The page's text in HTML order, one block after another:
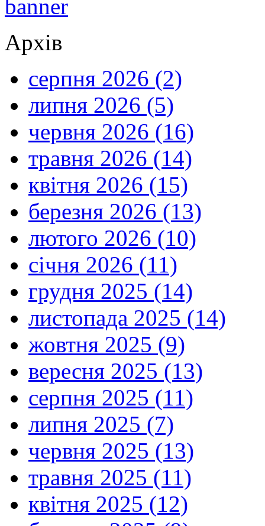
Архів
серпня 2026 (2)
липня 2026 (5)
червня 2026 (16)
травня 2026 (14)
квітня 2026 (15)
березня 2026 (13)
лютого 2026 (10)
січня 2026 (11)
грудня 2025 (14)
листопада 2025 (14)
жовтня 2025 (9)
вересня 2025 (13)
серпня 2025 (11)
липня 2025 (7)
червня 2025 (13)
травня 2025 (11)
квітня 2025 (12)